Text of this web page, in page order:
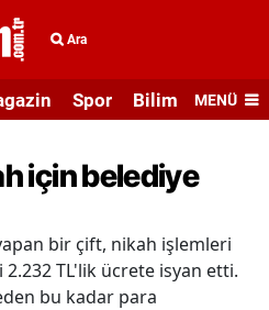
Ara
Spor Bilim veMENÜ
için belediye
bir çift, nikah işlemleri
TL'lik ücrete isyan etti.
bu kadar para